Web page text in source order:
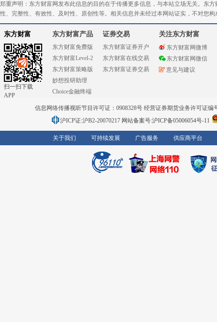
郑重声明：东方财富网发布此信息的目的在于传播更多信息，与本站立场无关。东
性、完整性、有效性、及时性、原创性等。相关信息并未经过本网站证实，不对您
东方财富
扫一扫下载
APP
东方财富产品
东方财富免费版
东方财富Level-2
东方财富策略版
妙想投研助理
Choice金融终端
证券交易
东方财富证券开户
东方财富在线交易
东方财富证券交易
关注东方财富
东方财富网微博
东方财富网微信
意见与建议
信息网络传播视听节目许可证：0908328号 经营证券期货业务许可证编
沪ICP证:沪B2-20070217 网站备案号:沪ICP备05006054号-11
关于我们 可持续发展 广告服务 供应商平台